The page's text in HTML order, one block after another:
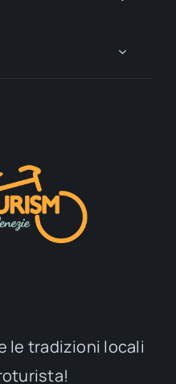
le tradizioni locali